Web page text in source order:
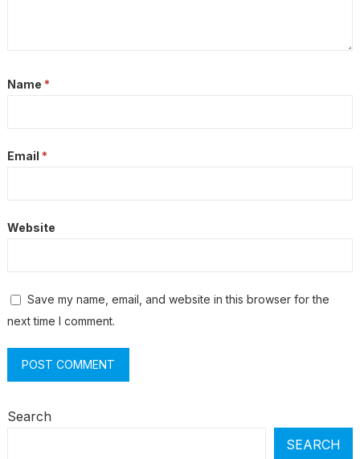
Name *
Email *
Website
Save my name, email, and website in this browser for the
next time I comment.
Search
SEARCH